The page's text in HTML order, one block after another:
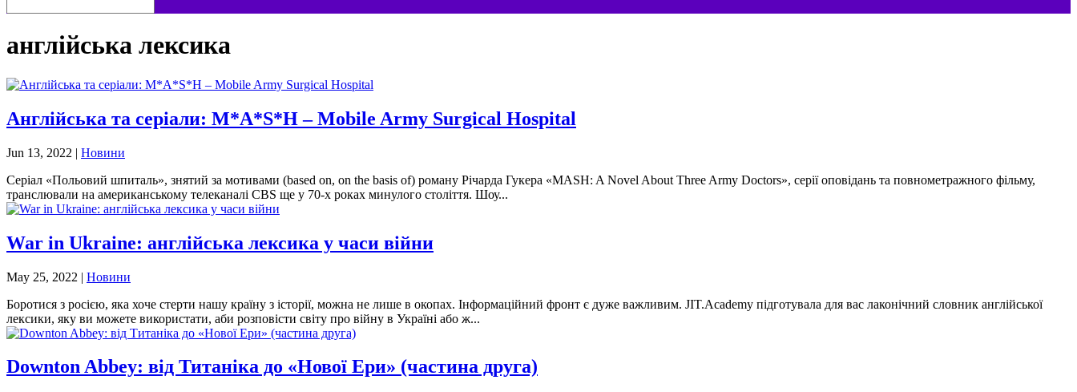
англійська лексика
Англійська та серіали: M*A*S*H – Mobile Army Surgical Hospital
Jun 13, 2022 | Новини
Серіал «Польовий шпиталь», знятий за мотивами (based on, on the basis of) роману Річарда Гукера «MASH: A Novel About Three Army Doctors», серії оповідань та повнометражного фільму,
транслювали на американському телеканалі CBS ще у 70-х роках минулого століття. Шоу...
War in Ukraine: англійська лексика у часи війни
May 25, 2022 | Новини
Боротися з росією, яка хоче стерти нашу країну з історії, можна не лише в окопах. Інформаційний фронт є дуже важливим. JIT.Academy підготувала для вас лаконічний словник англійської
лексики, яку ви можете використати, аби розповісти світу про війну в Україні або ж...
Downton Abbey: від Титаніка до «Нової Ери» (частина друга)